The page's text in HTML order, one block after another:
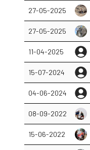
27-05-2025
27-05-2025
11-04-2025
15-07-2024
04-06-2024
08-09-2022
15-06-2022